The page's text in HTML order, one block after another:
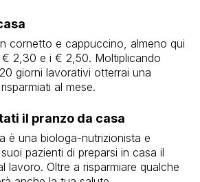
cornetto e cappuccino, almeno qui
2,30 e i € 2,50. Moltiplicando
giorni lavorativi otterrai una
al mese.
il pranzo da casa
è una biologa-nutrizionista e
pazienti di preparsi in casa il
lavoro. Oltre a risparmiare qualche